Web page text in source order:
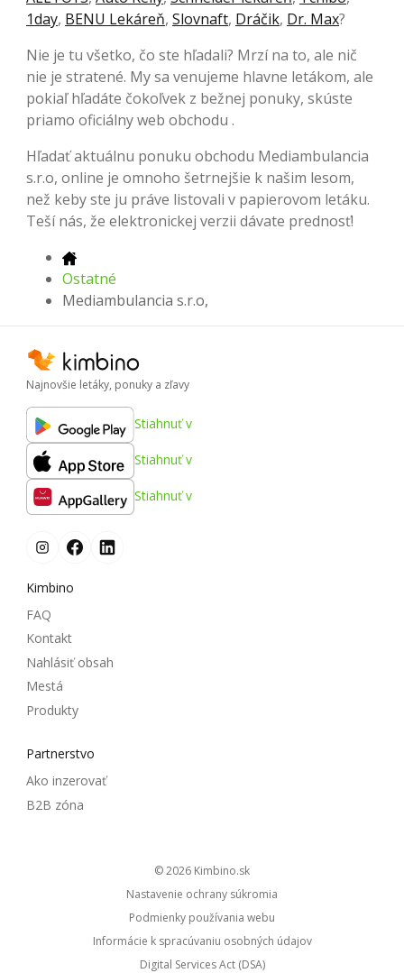
1day, BENU Lekáreň, Slovnaft, Dráčik, Dr. Max?
Nie je tu všetko, čo ste hľadali? Mrzí na to, ale nič
nie je stratené. My sa venujeme hlavne letákom, ale
pokiaľ hľadáte čokoľvek z bežnej ponuky, skúste
priamo oficiálny web obchodu .
Hľadať aktuálnu ponuku obchodu Mediambulancia
s.r.o, online je omnoho šetrnejšie k našim lesom,
než keby ste ju práve listovali v papierovom letáku.
Teší nás, že elektronickej verzii dávate prednosť!
Ostatné
Mediambulancia s.r.o,
Najnovšie letáky, ponuky a zľavy
Stiahnuť v
Stiahnuť v
Stiahnuť v
Kimbino
FAQ
Kontakt
Nahlásiť obsah
Mestá
Produkty
Partnerstvo
Ako inzerovať
B2B zóna
© 2026
kimbino.sk
Nastavenie ochrany súkromia
Podmienky používania webu
Informácie k spracúvaniu osobných údajov
Digital Services Act (DSA)